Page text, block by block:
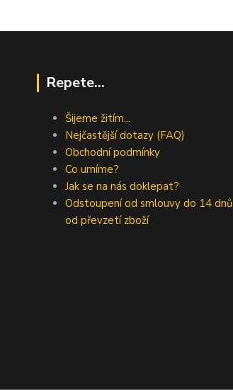
Repete...
Šijeme žitím...
Nejčastější dotazy (FAQ)
Obchodní podmínky
Co umíme?
Jak se na nás doklepat?
Odstoupení od smlouvy do 14 dnů
od převzetí zboží